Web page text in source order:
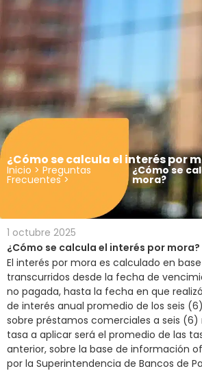
¿Cómo se calcula el interés por
Inicio > Preguntas
Frecuentes>
¿Cómo se
mora?
1 octubre 2025
¿Cómo se calcula el interés por mora?
El interés por mora es calculado en
transcurridos desde la fecha de
no pagada, hasta la fecha en que
de interés anual promedio de los seis
sobre préstamos comerciales a seis (6)
tasa a aplicar será el promedio de las
anterior, sobre la base de información
por la Superintendencia de Bancos de